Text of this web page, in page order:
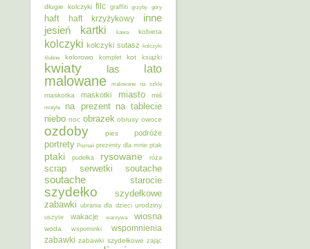
długie kolczyki filc graffiti grzyby góry
haft haft krzyżykowy inne
jesień kartki kawa kobieta
kolczyki kolczyki sutasz kolczyki
ślubne
kolorowo komplet kot książki
kwiaty las lato
malowane malowane na szkle
maskotka maskotki miasto miś
motyle na prezent na tablecie
niebo noc obrazek obrusy owoce
ozdoby pies podróże
portrety Poznań prezenty dla mnie ptak
ptaki pudełka rysowane róża
scrap serwetki soutache
soutache starocie
szydełko
szydełkowe
zabawki ubrania dla dzieci urodziny
uszyte wakacje warzywa wiosna
woda wspominki
wspomnienia
zabawki zabawki szydełkowe zając